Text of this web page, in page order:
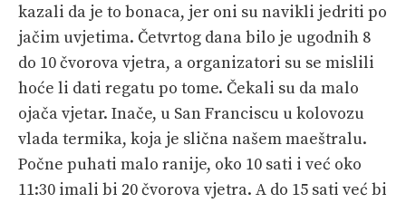
kazali da je to bonaca, jer oni su navikli jedriti po
jačim uvjetima. Četvrtog dana bilo je ugodnih 8
do 10 čvorova vjetra, a organizatori su se mislili
hoće li dati regatu po tome. Čekali su da malo
ojača vjetar. Inače, u San Franciscu u kolovozu
vlada termika, koja je slična našem maeštralu.
Počne puhati malo ranije, oko 10 sati i već oko
11:30 imali bi 20 čvorova vjetra. A do 15 sati već bi